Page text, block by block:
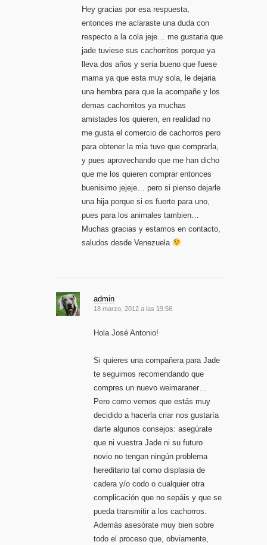
Hey gracias por esa respuesta,
entonces me aclaraste una duda con
respecto a la cola jeje… me gustaria que
jade tuviese sus cachorritos porque ya
lleva dos años y seria bueno que fuese
mama ya que esta muy sola, le dejaria
una hembra para que la acompañe y los
demas cachorritos ya muchas
amistades los quieren, en realidad no
me gusta el comercio de cachorros pero
para obtener la mia tuve que comprarla,
y pues aprovechando que me han dicho
que me los quieren comprar entonces
buenisimo jejeje… pero si pienso dejarle
una hija porque si es fuerte para uno,
pues para los animales tambien…
Muchas gracias y estamos en contacto,
saludos desde Venezuela
admin
18 marzo, 2012 a las 19:56
Hola José Antonio!
Si quieres una compañera para Jade
te seguimos recomendando que
compres un nuevo weimaraner…
Pero como vemos que estás muy
decidido a hacerla criar nos gustaría
darte algunos consejos: asegúrate
que ni vuestra Jade ni su futuro
novio no tengan ningún problema
hereditario tal como displasia de
cadera y/o codo o cualquier otra
complicación que no sepáis y que se
pueda transmitir a los cachorros.
Además asesórate muy bien sobre
todo el proceso que, obviamente,